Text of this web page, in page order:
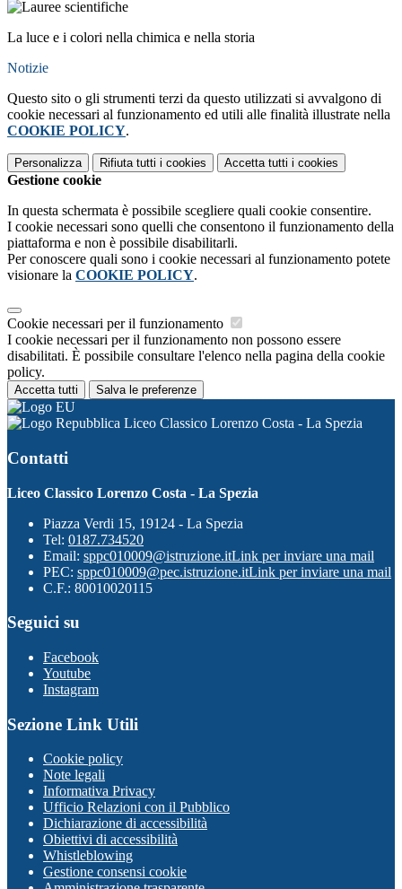
La luce e i colori nella chimica e nella storia
Notizie
Questo sito o gli strumenti terzi da questo utilizzati si avvalgono di
cookie necessari al funzionamento ed utili alle finalità illustrate nella
COOKIE POLICY.
Personalizza Rifiuta tutti i cookies Accetta tutti i cookies
Gestione cookie
In questa schermata è possibile scegliere quali cookie consentire.
I cookie necessari sono quelli che consentono il funzionamento della
piattaforma e non è possibile disabilitarli.
Per conoscere quali sono i cookie necessari al funzionamento potete
visionare la COOKIE POLICY.
Cookie necessari per il funzionamento
I cookie necessari per il funzionamento non possono essere
disabilitati. È possibile consultare l'elenco nella pagina della cookie
policy.
Accetta tutti Salva le preferenze
Liceo Classico Lorenzo Costa - La Spezia
Contatti
Liceo Classico Lorenzo Costa - La Spezia
Piazza Verdi 15, 19124 - La Spezia
Tel: 0187.734520
Email: sppc010009@istruzione.itLink per inviare una mail
PEC: sppc010009@pec.istruzione.itLink per inviare una mail
C.F.: 80010020115
Seguici su
Facebook
Youtube
Instagram
Sezione Link Utili
Cookie policy
Note legali
Informativa Privacy
Ufficio Relazioni con il Pubblico
Dichiarazione di accessibilità
Obiettivi di accessibilità
Whistleblowing
Gestione consensi cookie